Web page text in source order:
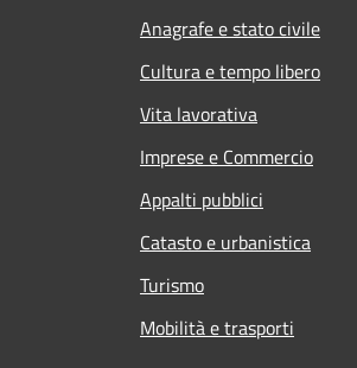
Anagrafe e stato civile
Cultura e tempo libero
Vita lavorativa
Imprese e Commercio
Appalti pubblici
Catasto e urbanistica
Turismo
Mobilità e trasporti